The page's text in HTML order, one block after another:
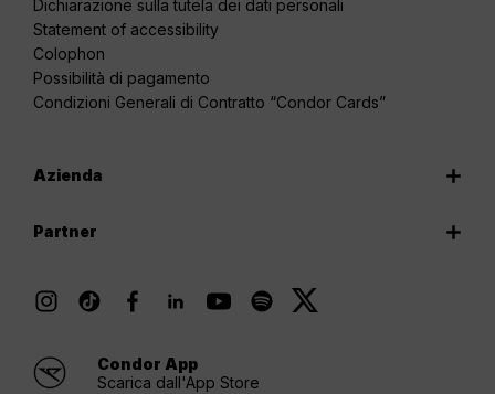
Dichiarazione sulla tutela dei dati personali
Statement of accessibility
Colophon
Possibilità di pagamento
Condizioni Generali di Contratto “Condor Cards”
Azienda
Partner
Condor App
Scarica dall'App Store